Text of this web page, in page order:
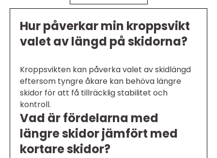
Hur påverkar min kroppsvikt
valet av längd på skidorna?
Kroppsvikten kan påverka valet av skidlängd
eftersom tyngre åkare kan behöva längre
skidor för att få tillräcklig stabilitet och
kontroll.
Vad är fördelarna med
längre skidor jämfört med
kortare skidor?